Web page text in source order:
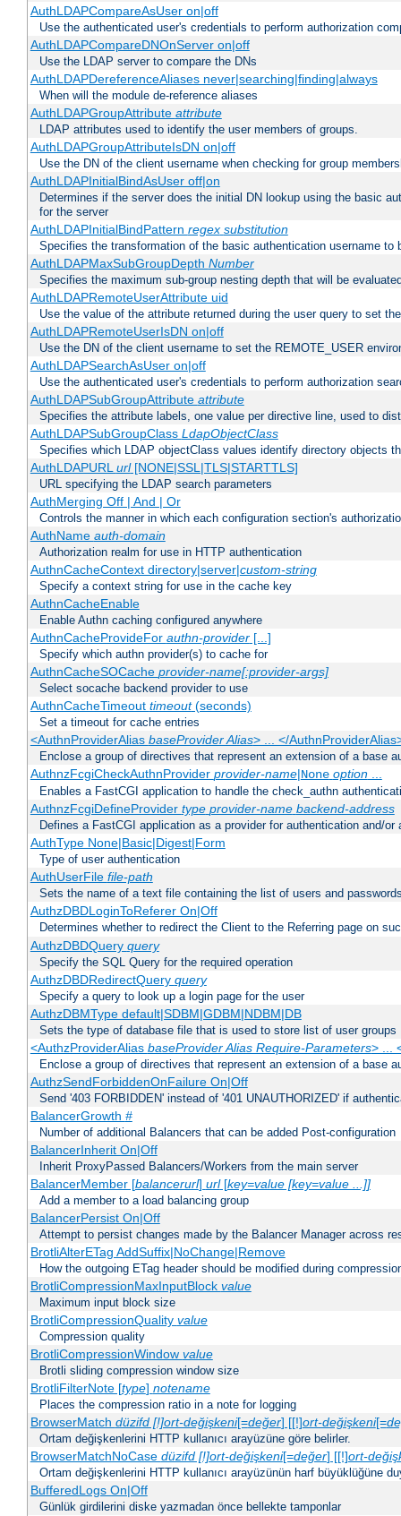
AuthLDAPCompareAsUser on|off
Use the authenticated user's credentials to perform authorization
AuthLDAPCompareDNOnServer on|off
Use the LDAP server to compare the DNs
AuthLDAPDereferenceAliases never|searching|finding|always
When will the module de-reference aliases
AuthLDAPGroupAttribute attribute
LDAP attributes used to identify the user members of groups.
AuthLDAPGroupAttributeIsDN on|off
Use the DN of the client username when checking for group
AuthLDAPInitialBindAsUser off|on
Determines if the server does the initial DN lookup using the basic
for the server
AuthLDAPInitialBindPattern regex substitution
Specifies the transformation of the basic authentication username
AuthLDAPMaxSubGroupDepth Number
Specifies the maximum sub-group nesting depth that will be
AuthLDAPRemoteUserAttribute uid
Use the value of the attribute returned during the user query to set
AuthLDAPRemoteUserIsDN on|off
Use the DN of the client username to set the REMOTE_USER
AuthLDAPSearchAsUser on|off
Use the authenticated user's credentials to perform authorization
AuthLDAPSubGroupAttribute attribute
Specifies the attribute labels, one value per directive line, used to
AuthLDAPSubGroupClass LdapObjectClass
Specifies which LDAP objectClass values identify directory objects
AuthLDAPURLurl[NONE|SSL|TLS|STARTTLS]
URL specifying the LDAP search parameters
AuthMerging Off | And | Or
Controls the manner in which each configuration section's
AuthName auth-domain
Authorization realm for use in HTTP authentication
AuthnCacheContext directory|server|custom-string
Specify a context string for use in the cache key
AuthnCacheEnable
Enable Authn caching configured anywhere
AuthnCacheProvideFor authn-provider[...]
Specify which authn provider(s) to cache for
AuthnCacheSOCache provider-name[:provider-args]
Select socache backend provider to use
AuthnCacheTimeout timeout(seconds)
Set a timeout for cache entries
<AuthnProviderAlias baseProvider Alias> ... </
Enclose a group of directives that represent an extension of a base
AuthnzFcgiCheckAuthnProvider provider-name|None option...
Enables a FastCGI application to handle the check_authn
AuthnzFcgiDefineProvider type provider-name backend-address
Defines a FastCGI application as a provider for authentication and/or
AuthType None|Basic|Digest|Form
Type of user authentication
AuthUserFile file-path
Sets the name of a text file containing the list of users and
AuthzDBDLoginToReferer On|Off
Determines whether to redirect the Client to the Referring page on
AuthzDBDQuery query
Specify the SQL Query for the required operation
AuthzDBDRedirectQuery query
Specify a query to look up a login page for the user
AuthzDBMType default|SDBM|GDBM|NDBM|DB
Sets the type of database file that is used to store list of user groups
<AuthzProviderAlias baseProvider Alias Require-Parameters> ...
Enclose a group of directives that represent an extension of a base
AuthzSendForbiddenOnFailure On|Off
Send '403 FORBIDDEN' instead of '401 UNAUTHORIZED' if
BalancerGrowth #
Number of additional Balancers that can be added Post-configuration
BalancerInherit On|Off
Inherit ProxyPassed Balancers/Workers from the main server
BalancerMember [balancerurl] url[key=value [key=value ...]]
Add a member to a load balancing group
BalancerPersist On|Off
Attempt to persist changes made by the Balancer Manager across
BrotliAlterETag AddSuffix|NoChange|Remove
How the outgoing ETag header should be modified during
BrotliCompressionMaxInputBlock value
Maximum input block size
BrotliCompressionQuality value
Compression quality
BrotliCompressionWindow value
Brotli sliding compression window size
BrotliFilterNote [type] notename
Places the compression ratio in a note for logging
BrowserMatch düzifd [!]ort-değişkeni[=değer] [[!]ort-değişkeni[=
Ortam değişkenlerini HTTP kullanıcı arayüzüne göre belirler.
BrowserMatchNoCase düzifd [!]ort-değişkeni[=değer] [[!]ort-
Ortam değişkenlerini HTTP kullanıcı arayüzünün harf büyüklüğüne
BufferedLogs On|Off
Günlük girdilerini diske yazmadan önce bellekte tamponlar